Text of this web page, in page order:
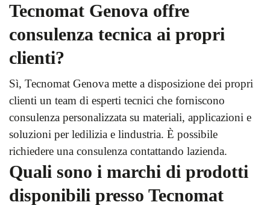
Tecnomat Genova offre
consulenza tecnica ai propri
clienti?
Sì, Tecnomat Genova mette a disposizione dei propri
clienti un team di esperti tecnici che forniscono
consulenza personalizzata su materiali, applicazioni e
soluzioni per ledilizia e lindustria. È possibile
richiedere una consulenza contattando lazienda.
Quali sono i marchi di prodotti
disponibili presso Tecnomat